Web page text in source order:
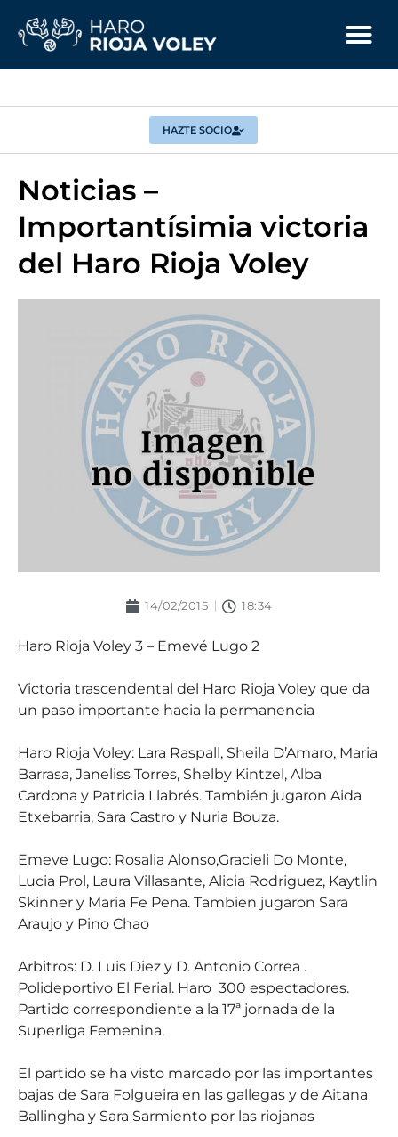
HAZTE SOCIO
Noticias –
Importantísimia victoria
del Haro Rioja Voley
14/02/2015 18:34
Haro Rioja Voley 3 – Emevé Lugo 2
Victoria trascendental del Haro Rioja Voley que da
un paso importante hacia la permanencia
Haro Rioja Voley: Lara Raspall, Sheila D’Amaro, Maria
Barrasa, Janeliss Torres, Shelby Kintzel, Alba
Cardona y Patricia Llabrés. También jugaron Aida
Etxebarria, Sara Castro y Nuria Bouza.
Emeve Lugo: Rosalia Alonso,Gracieli Do Monte,
Lucia Prol, Laura Villasante, Alicia Rodriguez, Kaytlin
Skinner y Maria Fe Pena. Tambien jugaron Sara
Araujo y Pino Chao
Arbitros: D. Luis Diez y D. Antonio Correa .
Polideportivo El Ferial. Haro 300 espectadores.
Partido correspondiente a la 17ª jornada de la
Superliga Femenina.
El partido se ha visto marcado por las importantes
bajas de Sara Folgueira en las gallegas y de Aitana
Ballingha y Sara Sarmiento por las riojanas